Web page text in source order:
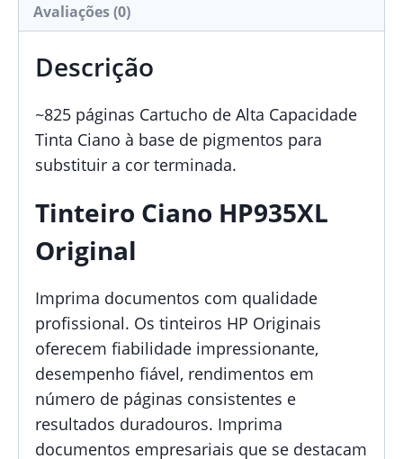
Avaliações (0)
Descrição
~825 páginas Cartucho de Alta Capacidade
Tinta Ciano à base de pigmentos para
substituir a cor terminada.
Tinteiro Ciano HP935XL
Original
Imprima documentos com qualidade
profissional. Os tinteiros HP Originais
oferecem fiabilidade impressionante,
desempenho fiável, rendimentos em
número de páginas consistentes e
resultados duradouros. Imprima
documentos empresariais que se destacam